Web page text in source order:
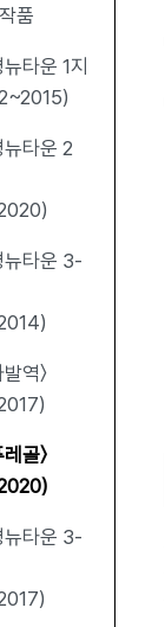
품
뉴타운 1지
뉴타운 2
뉴타운 3-
역〉
골〉
뉴타운 3-